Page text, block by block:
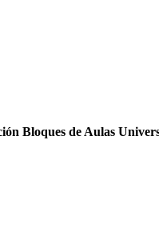
Bloques de Aulas